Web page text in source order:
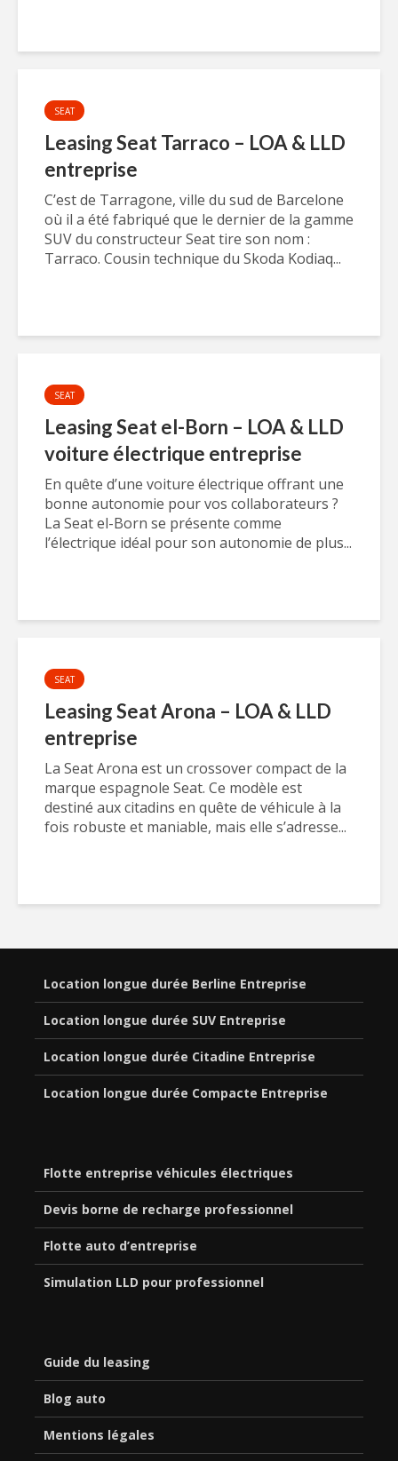
SEAT
Leasing Seat Tarraco – LOA & LLD
entreprise
C’est de Tarragone, ville du sud de Barcelone
où il a été fabriqué que le dernier de la gamme
SUV du constructeur Seat tire son nom :
Tarraco. Cousin technique du Skoda Kodiaq...
SEAT
Leasing Seat el-Born – LOA & LLD
voiture électrique entreprise
En quête d’une voiture électrique offrant une
bonne autonomie pour vos collaborateurs ?
La Seat el-Born se présente comme
l’électrique idéal pour son autonomie de plus...
SEAT
Leasing Seat Arona – LOA & LLD
entreprise
La Seat Arona est un crossover compact de la
marque espagnole Seat. Ce modèle est
destiné aux citadins en quête de véhicule à la
fois robuste et maniable, mais elle s’adresse...
Location longue durée Berline Entreprise
Location longue durée SUV Entreprise
Location longue durée Citadine Entreprise
Location longue durée Compacte Entreprise
Flotte entreprise véhicules électriques
Devis borne de recharge professionnel
Flotte auto d’entreprise
Simulation LLD pour professionnel
Guide du leasing
Blog auto
Mentions légales